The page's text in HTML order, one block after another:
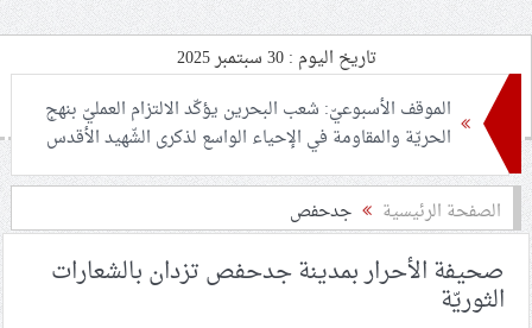
تاريخ اليوم : 30 سبتمبر 2025
الموقف الأسبوعيّ: شعب البحرين يؤكّد الالتزام العمليّ بنهج
الحريّة والمقاومة في الإحياء الواسع لذكرى الشّهيد الأقدس
مرثية عهد الشهداء
الصفحة الرئيسية جدحفص
صحيفة الأحرار بمدينة جدحفص تزدان بالشعارات
الثوريّة